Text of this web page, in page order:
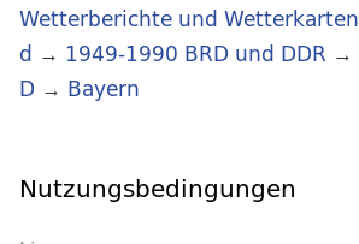
Wetterberichte und Wetterkarten
d → 1949-1990 BRD und DDR →
D → Bayern
Nutzungsbedingungen